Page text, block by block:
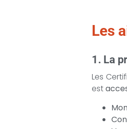
Les
1. La
Les
est